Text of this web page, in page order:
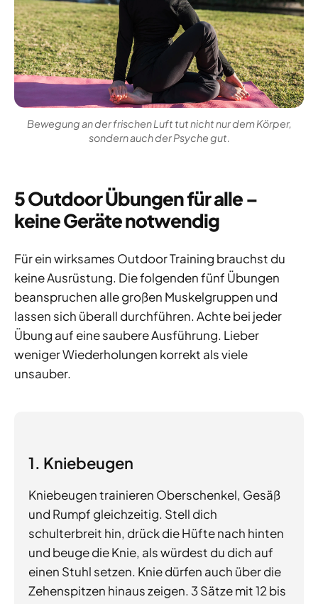
Bewegung an der frischen Luft tut nicht nur dem Körper,
sondern auch der Psyche gut.
5 Outdoor Übungen für alle –
keine Geräte notwendig
Für ein wirksames Outdoor Training brauchst du
keine Ausrüstung. Die folgenden fünf Übungen
beanspruchen alle großen Muskelgruppen und
lassen sich überall durchführen. Achte bei jeder
Übung auf eine saubere Ausführung. Lieber
weniger Wiederholungen korrekt als viele
unsauber.
1. Kniebeugen
Kniebeugen trainieren Oberschenkel, Gesäß
und Rumpf gleichzeitig. Stell dich
schulterbreit hin, drück die Hüfte nach hinten
und beuge die Knie, als würdest du dich auf
einen Stuhl setzen. Knie dürfen auch über die
Zehenspitzen hinaus zeigen. 3 Sätze mit 12 bis